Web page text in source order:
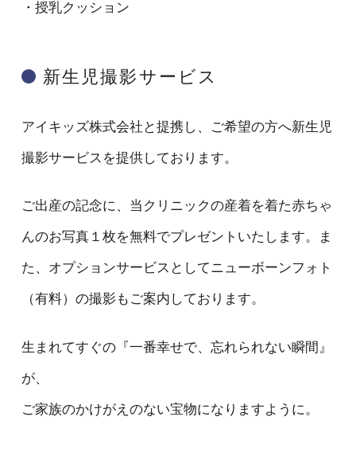
・授乳クッション
新生児撮影サービス
アイキッズ株式会社と提携し、ご希望の方へ新生児
撮影サービスを提供しております。
ご出産の記念に、当クリニックの産着を着た赤ちゃ
んのお写真１枚を無料でプレゼントいたします。ま
た、オプションサービスとしてニューボーンフォト
（有料）の撮影もご案内しております。
生まれてすぐの『一番幸せで、忘れられない瞬間』
が、
ご家族のかけがえのない宝物になりますように。